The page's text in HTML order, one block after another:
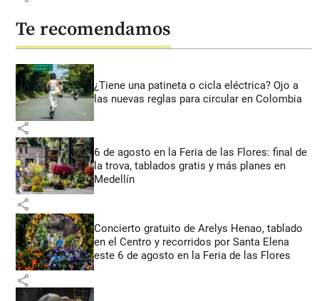
Te recomendamos
¿Tiene una patineta o cicla eléctrica? Ojo a
las nuevas reglas para circular en Colombia
share
6 de agosto en la Feria de las Flores: final de
la trova, tablados gratis y más planes en
Medellín
share
Concierto gratuito de Arelys Henao, tablado
en el Centro y recorridos por Santa Elena
este 6 de agosto en la Feria de las Flores
share